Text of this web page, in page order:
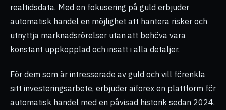
realtidsdata. Med en fokusering på guld erbjuder
automatisk handel en möjlighet att hantera risker och
utnyttja marknadsrörelser utan att behöva vara
konstant uppkopplad och insatt i alla detaljer.
För dem som är intresserade av guld och vill förenkla
sitt investeringsarbete, erbjuder aiforex en plattform för
automatisk handel med en påvisad historik sedan 2024.